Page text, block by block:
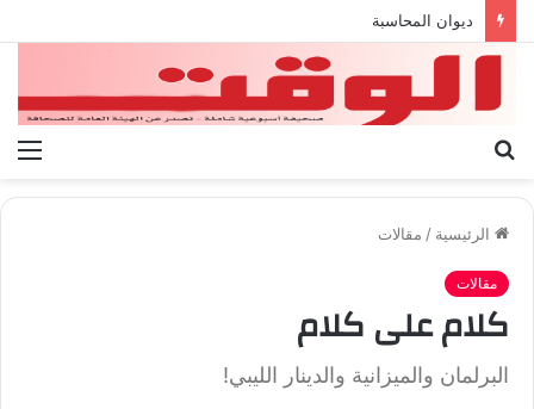
بيان الإتحاد الوطنى العام لعمال ليبيا
الرئيسية / مقالات
مقالات
كلام على كلام
البرلمان والميزانية والدينار الليبي!